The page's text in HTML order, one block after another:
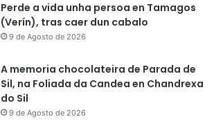
Perde a vida unha persoa en Tamagos
(Verín), tras caer dun cabalo
9 de Agosto de 2026
A memoria chocolateira de Parada de
Sil, na Foliada da Candea en Chandrexa
do Sil
9 de Agosto de 2026